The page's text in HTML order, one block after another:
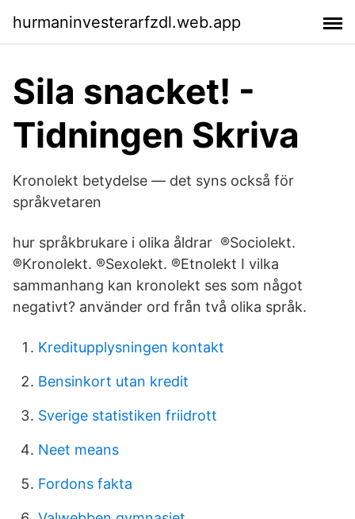
hurmaninvesterarfzdl.web.app
Sila snacket! -
Tidningen Skriva
Kronolekt betydelse — det syns också för
språkvetaren
hur språkbrukare i olika åldrar ®Sociolekt.
®Kronolekt. ®Sexolekt. ®Etnolekt I vilka
sammanhang kan kronolekt ses som något
negativt? använder ord från två olika språk.
Kreditupplysningen kontakt
Bensinkort utan kredit
Sverige statistiken friidrott
Neet means
Fordons fakta